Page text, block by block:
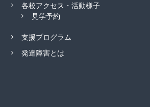
各校アクセス・活動様子
見学予約
支援プログラム
発達障害とは